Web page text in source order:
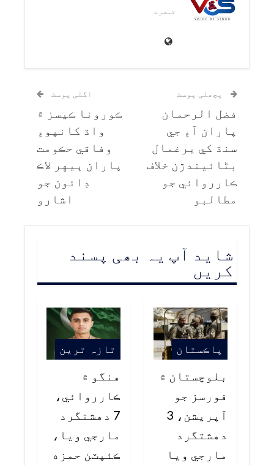
تبصرے
پچھلی پوسٹ
فضل الرحمان
پاران آءِ جي
سنڌ کي يرغمال
بڻائيندڙن خلاف
ڪارروائي جو
مطالبو
اگلی پوسٹ
ڪورونا ڪيسز ۾
واڌ کانپوءِ
وفاقي حڪومت
پاران ٻيهر لاڪ
ڊائون جو
اشارو
شاید آپ یہ بھی پسند
کریں
پاڪستان
بلوچستان ۾
فورسز جو
آپريشن، 3
دهشتگرد
مارجي ويا
تازہ ترین
هنگو ۾
ڪارروائي،
7 دهشتگرد
مارجي ويا،
ڪئپٽن حمزه